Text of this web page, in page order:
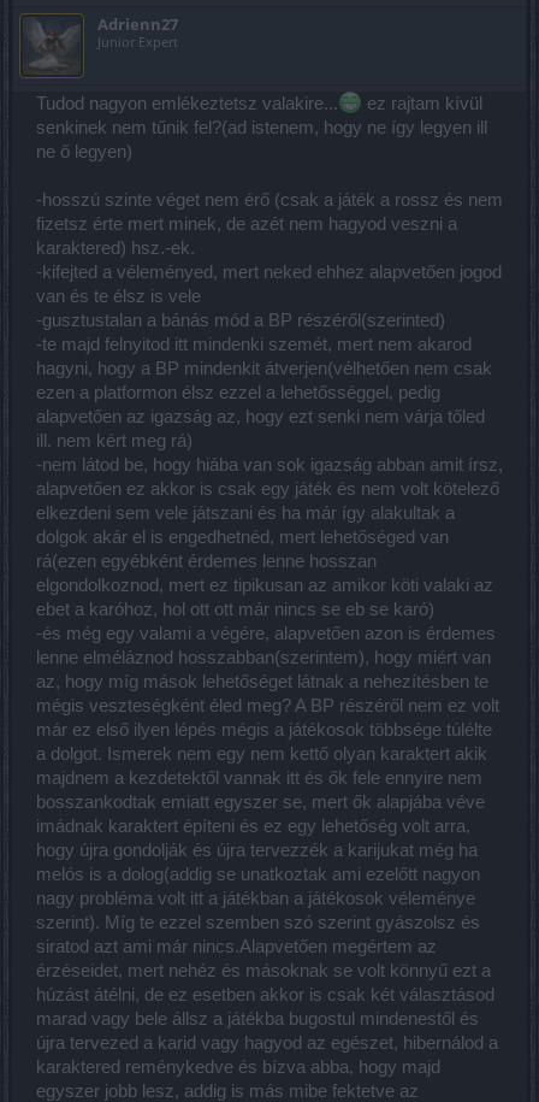
Adrienn27
Junior Expert
Tudod nagyon emlékeztetsz valakire...
ez rajtam kívül
senkinek nem tűnik fel?(ad istenem, hogy ne így legyen ill
ne ő legyen)
-hosszú szinte véget nem érő (csak a játék a rossz és nem
fizetsz érte mert minek, de azét nem hagyod veszni a
karaktered) hsz.-ek.
-kifejted a véleményed, mert neked ehhez alapvetően jogod
van és te élsz is vele
-gusztustalan a bánás mód a BP részéről(szerinted)
-te majd felnyitod itt mindenki szemét, mert nem akarod
hagyni, hogy a BP mindenkit átverjen(vélhetően nem csak
ezen a platformon élsz ezzel a lehetősséggel, pedig
alapvetően az igazság az, hogy ezt senki nem várja tőled
ill. nem kért meg rá)
-nem látod be, hogy hiába van sok igazság abban amit írsz,
alapvetően ez akkor is csak egy játék és nem volt kötelező
elkezdeni sem vele játszani és ha már így alakultak a
dolgok akár el is engedhetnéd, mert lehetőséged van
rá(ezen egyébként érdemes lenne hosszan
elgondolkoznod, mert ez tipikusan az amikor köti valaki az
ebet a karóhoz, hol ott ott már nincs se eb se karó)
-és még egy valami a végére, alapvetően azon is érdemes
lenne elméláznod hosszabban(szerintem), hogy miért van
az, hogy míg mások lehetőséget látnak a nehezítésben te
mégis veszteségként éled meg? A BP részéről nem ez volt
már ez első ilyen lépés mégis a játékosok többsége túlélte
a dolgot. Ismerek nem egy nem kettő olyan karaktert akik
majdnem a kezdetektől vannak itt és ők fele ennyire nem
bosszankodtak emiatt egyszer se, mert ők alapjába véve
imádnak karaktert építeni és ez egy lehetőség volt arra,
hogy újra gondolják és újra tervezzék a karijukat még ha
melós is a dolog(addig se unatkoztak ami ezelőtt nagyon
nagy probléma volt itt a játékban a játékosok véleménye
szerint). Míg te ezzel szemben szó szerint gyászolsz és
siratod azt ami már nincs.Alapvetően megértem az
érzéseidet, mert nehéz és másoknak se volt könnyű ezt a
húzást átélni, de ez esetben akkor is csak két választásod
marad vagy bele állsz a játékba bugostul mindenestől és
újra tervezed a karid vagy hagyod az egészet, hibernálod a
karaktered reménykedve és bízva abba, hogy majd
egyszer jobb lesz, addig is más mibe fektetve az